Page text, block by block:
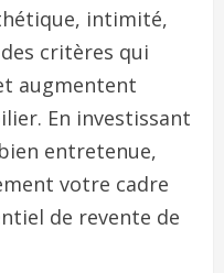
intimité,
critères qui
augmentent
En investissant
entretenue,
votre cadre
de revente de